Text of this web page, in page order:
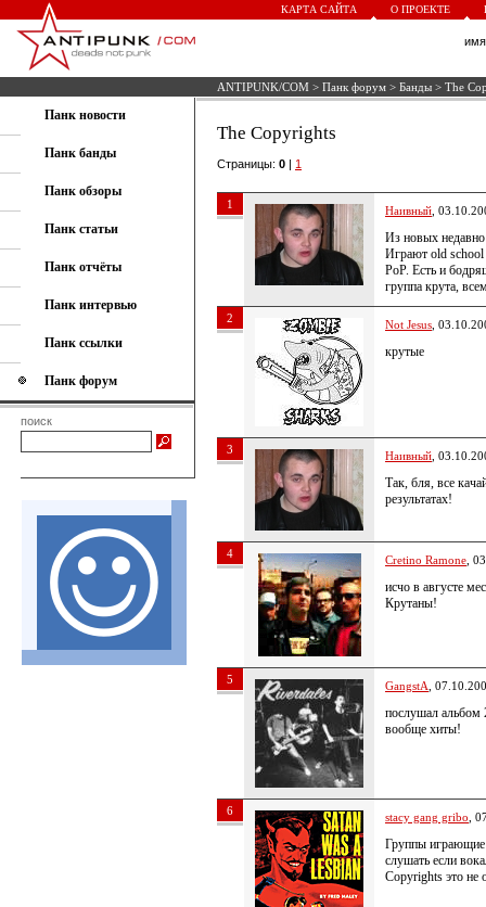
КАРТА САЙТА О ПРОЕКТЕ
ANTIPUNK/COM > Панк форум > Банды > The
Панк новости
Панк банды
Панк обзоры
Панк статьи
Панк отчёты
Панк интервью
Панк ссылки
Панк форум
поиск
The Copyrights
Страницы: 0 | 1
1 Наивный ,
Из новых
Играют old
PoP. Есть и
группа крута,
2 Not Jesus ,
крутые
3 Наивный ,
Так, бля, все
результатах!
4 Cretino Ramone ,
исчо в августе
Крутаны!
5 GangstA ,
послушал альбом
вообще хиты!
6 stacy gang gribo ,
Группы играющие
слушать если
Copyrights это не